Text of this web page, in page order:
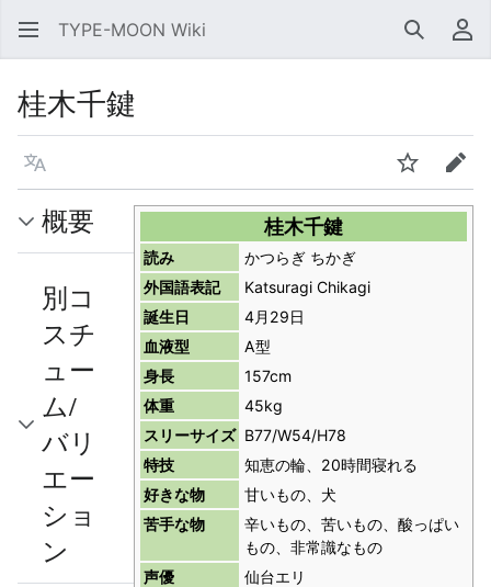
TYPE-MOON Wiki 検索 利
桂木千鍵
言語 ウォッチ編集
桂木千鍵
読み
かつらぎ ちかぎ
外国語表記
Katsuragi Chikagi
誕生日
4月29日
血液型
A型
身長
157cm
体重
45kg
スリーサイズ B77/W54/H78
特技
知恵の輪、20時間寝れる
好きな物
甘いもの、犬
苦手な物
辛いもの、苦いもの、酸っぱい
もの、非常識なもの
声優
仙台エリ
概要
別コ
スチ
ュー
ム/
バリ
エー
ショ
ン